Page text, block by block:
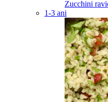
Zucchini
1-3 ani